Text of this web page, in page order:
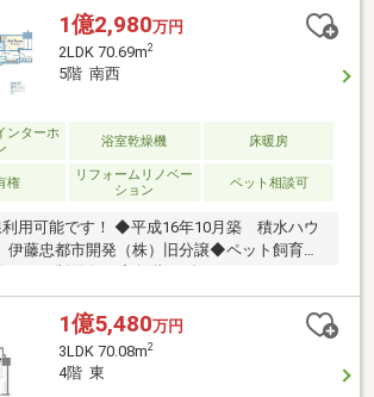
1億2,980万円
2LDK 70.69m2
5階 南西
ンターホ
浴室乾燥機 床暖房
権
リフォームリノベー
ション
ペット相談可
用可能です！ ◆平成16年10月築 積水ハウ
伊藤忠都市開発（株）旧分譲◆ペット飼育可
年7月新規リフォーム完成予定 》・クロス
全面）・フローリング張替え（全面）・シス
チン交換（食洗器・ディスポーザー）・TES
交換・浴室設備交換（浴室換気乾燥機付）・
台交換・トイレ設備交換（温水洗浄機能付
1億5,480万円
3LDK 70.08m2
4階 東